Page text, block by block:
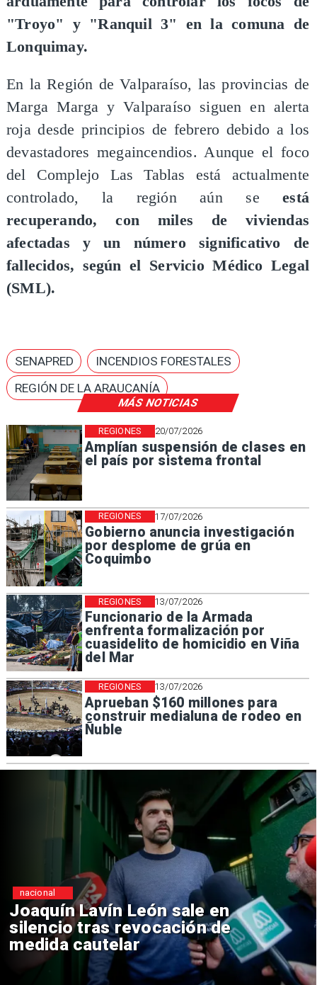
MÁS NOTICIAS
20/07/2026
Amplían suspensión de clases en
el país por sistema frontal
REGIONES
17/07/2026
Gobierno anuncia investigación
por desplome de grúa en
Coquimbo
REGIONES
13/07/2026
Funcionario de la Armada
enfrenta formalización por
cuasidelito de homicidio en Viña
del Mar
REGIONES
13/07/2026
Aprueban $160 millones para
construir medialuna de rodeo en
Ñuble
REGIONES
"Troyo" y "Ranquil 3" en la comuna de
Lonquimay.
En la Región de Valparaíso, las provincias de
Marga Marga y Valparaíso siguen en alerta
roja desde principios de febrero debido a los
devastadores megaincendios. Aunque el foco
del Complejo Las Tablas está actualmente
controlado, la región aún seestá
recuperando, con miles de viviendas
afectadas y un número significativo de
fallecidos, según el Servicio Médico Legal
(SML).
SENAPRED
INCENDIOS FORESTALES
REGIÓN DE LA ARAUCANÍA
Chile y Venezuela
reinicio de relaciones
consulares
nacional